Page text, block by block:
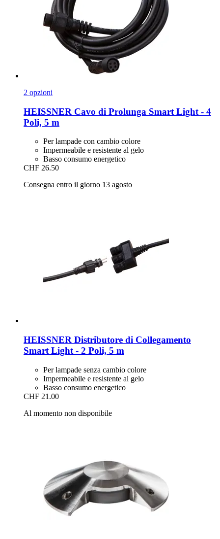
2 opzioni
HEISSNER Cavo di Prolunga Smart Light -​ 4
Poli, 5 m
Per lampade con cambio colore
Impermeabile e resistente al gelo
Basso consumo energetico
CHF 26.50
Consegna entro il giorno 13 agosto
HEISSNER Distributore di Collegamento
Smart Light -​ 2 Poli, 5 m
Per lampade senza cambio colore
Impermeabile e resistente al gelo
Basso consumo energetico
CHF 21.00
Al momento non disponibile